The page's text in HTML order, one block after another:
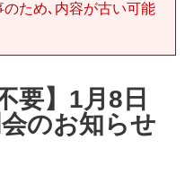
ため､内容が古い可能
要】1月8日
のお知らせ